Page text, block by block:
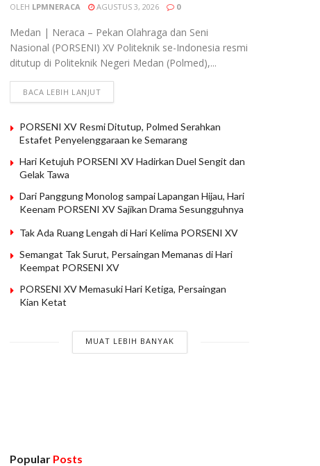
OLEH LPMNERACA AGUSTUS 3, 2026 0
Medan | Neraca – Pekan Olahraga dan Seni
Nasional (PORSENI) XV Politeknik se-Indonesia resmi
ditutup di Politeknik Negeri Medan (Polmed),...
BACA LEBIH LANJUT
PORSENI XV Resmi Ditutup, Polmed Serahkan
Estafet Penyelenggaraan ke Semarang
Hari Ketujuh PORSENI XV Hadirkan Duel Sengit dan
Gelak Tawa
Dari Panggung Monolog sampai Lapangan Hijau, Hari
Keenam PORSENI XV Sajikan Drama Sesungguhnya
Tak Ada Ruang Lengah di Hari Kelima PORSENI XV
Semangat Tak Surut, Persaingan Memanas di Hari
Keempat PORSENI XV
PORSENI XV Memasuki Hari Ketiga, Persaingan
Kian Ketat
MUAT LEBIH BANYAK
Popular Posts